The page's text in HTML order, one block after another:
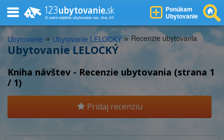
Ponúkam
Ubytovanie
Ubytovanie » Ubytovanie LELOCKÝ » Recenzie ubytovania
Ubytovanie LELOCKÝ
Kniha návštev - Recenzie ubytovania (strana 1
/ 1)
Pridaj recenziu